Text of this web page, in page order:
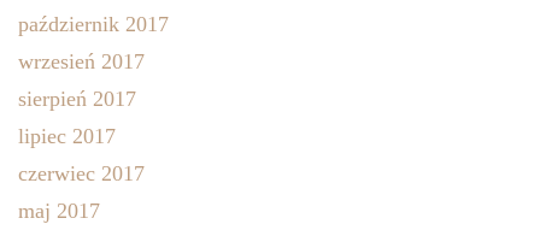
październik 2017
wrzesień 2017
sierpień 2017
lipiec 2017
czerwiec 2017
maj 2017